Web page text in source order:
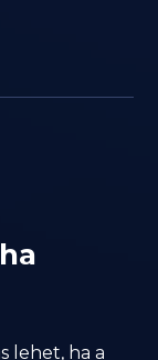
lehet, ha a